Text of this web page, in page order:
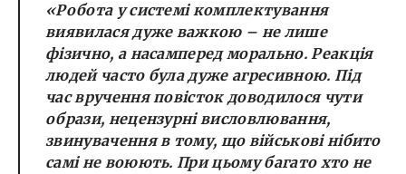
«Робота у системі комплектування
виявилася дуже важкою – не лише
фізично, а насамперед морально. Реакція
людей часто була дуже агресивною. Під
час вручення повісток доводилося чути
образи, нецензурні висловлювання,
звинувачення в тому, що військові нібито
самі не воюють. При цьому багато хто не